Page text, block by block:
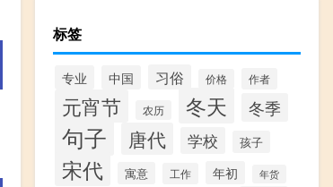
标签
专业 中国 习俗 价格 作者
元宵节 农历 冬天 冬季
句子 唐代 学校 孩子
宋代 寓意 工作 年初 年货